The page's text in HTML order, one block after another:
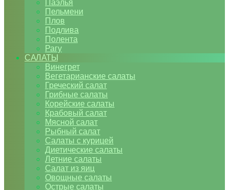
Паэлья
Пельмени
Плов
Подлива
Полента
Рагу
САЛАТЫ
Винегрет
Вегетарианские салаты
Греческий салат
Грибные салаты
Корейские салаты
Крабовый салат
Мясной салат
Рыбный салат
Салаты с курицей
Диетические салаты
Летние салаты
Салат из яиц
Овощные салаты
Острые салаты